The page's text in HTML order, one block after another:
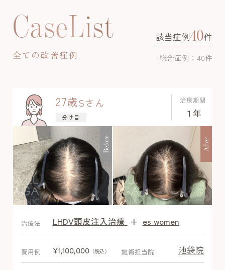
CaseList
全ての改善症例
該当症例40件
総合症例：40件
27歳Sさん
分け目
治療期間
１年
Before After
After
治療法 LHDV頭皮注入治療 + es women
費用例 ¥1,100,000（税込） 施術担当院 池袋院